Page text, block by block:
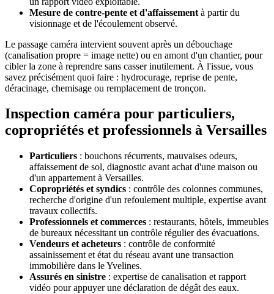
Mesure de contre-pente et d'affaissement à partir du
visionnage et de l'écoulement observé.
Le passage caméra intervient souvent après un débouchage
(canalisation propre = image nette) ou en amont d'un chantier, pour
cibler la zone à reprendre sans casser inutilement. À l'issue, vous
savez précisément quoi faire : hydrocurage, reprise de pente,
déracinage, chemisage ou remplacement de tronçon.
Inspection caméra pour particuliers,
copropriétés et professionnels à Versailles
Particuliers : bouchons récurrents, mauvaises odeurs,
affaissement de sol, diagnostic avant achat d'une maison ou
d'un appartement à Versailles.
Copropriétés et syndics : contrôle des colonnes communes,
recherche d'origine d'un refoulement multiple, expertise avant
travaux collectifs.
Professionnels et commerces : restaurants, hôtels, immeubles
de bureaux nécessitant un contrôle régulier des évacuations.
Vendeurs et acheteurs : contrôle de conformité
assainissement et état du réseau avant une transaction
immobilière dans le Yvelines.
Assurés en sinistre : expertise de canalisation et rapport
vidéo pour appuyer une déclaration de dégât des eaux.